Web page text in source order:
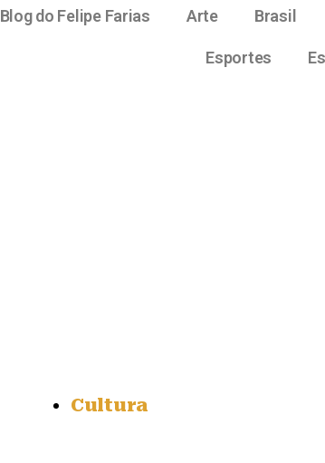
Blog do Felipe Farias Arte Brasil
Esportes
Cultura